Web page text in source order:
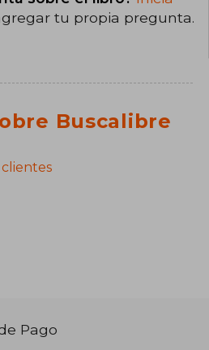
tu propia pregunta.
Buscalibre
clientes
Pago